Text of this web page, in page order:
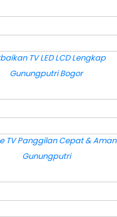
DETAIL
TV LED LCD Lengkap
Gunungputri Bogor
DETAIL
TV Panggilan Cepat & Aman
Gunungputri
DETAIL